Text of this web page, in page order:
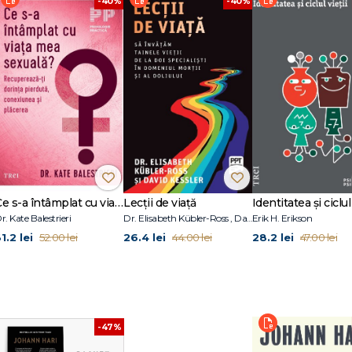
capacității de concentrare a atenției. Nu-mi amintesc să fi citit vreo altă
fim o societate de oameni care dorm extrem de puțin și care muncesc
și monitorizați de rețelele de socializare ce sunt proiectate să ne
fluxurile de actualizări la nesfârșit; care sunt atât de stresați încât devin
bruște și apoi prăbușiri ale energiei; care respiră zilnic un amestec
fim o societate cu serioase probleme de atenție.
şi manipula (Partea întâi)
Ce s-a întâmplat cu viața mea sexuală?
Kate Balestrieri
lei 52.00 lei
Lecții de viață
Dr. Elisabeth Kübler-Ross , David Kessler
26.4 lei 44.00 lei
Identitatea și
Erik H. Erikson
28.2 lei 47.00 lei
-47%